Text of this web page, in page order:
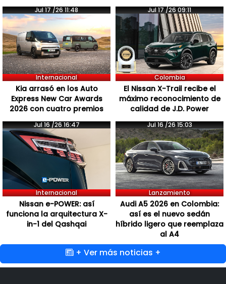
Jul 17 /26 11:48
Internacional
Kia arrasó en los Auto
Express New Car Awards
2026 con cuatro premios
Jul 17 /26 09:11
Colombia
El Nissan X-Trail recibe el
máximo reconocimiento de
calidad de J.D. Power
Jul 16 /26 16:47
Internacional
Nissan e-POWER: así
funciona la arquitectura X-
in-1 del Qashqai
Jul 16 /26 15:03
Lanzamiento
Audi A5 2026 en Colombia:
así es el nuevo sedán
híbrido ligero que reemplaza
al A4
+ Ver más noticias +